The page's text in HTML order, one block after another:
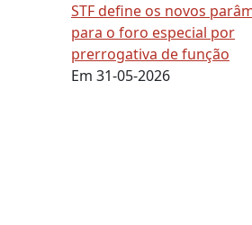
STF define os novos
para o foro especial por
prerrogativa de função
Em 31-05-2026